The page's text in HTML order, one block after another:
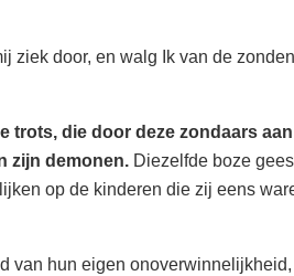
ziek door, en walg Ik van de
trots, die door deze zondaars
zijn demonen. Diezelfde boze
op de kinderen die zij eens
van hun eigen